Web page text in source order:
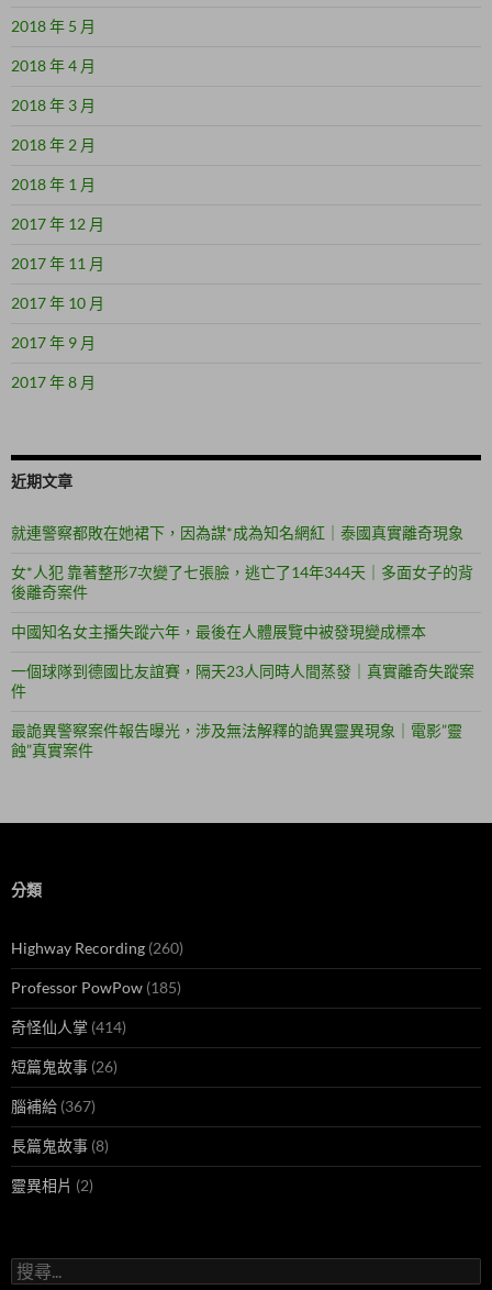
2018 年 5 月
2018 年 4 月
2018 年 3 月
2018 年 2 月
2018 年 1 月
2017 年 12 月
2017 年 11 月
2017 年 10 月
2017 年 9 月
2017 年 8 月
近期文章
就連警察都敗在她裙下，因為謀*成為知名網紅｜泰國真實離奇現象
女*人犯 靠著整形7次變了七張臉，逃亡了14年344天｜多面女子的背
後離奇案件
中國知名女主播失蹤六年，最後在人體展覽中被發現變成標本
一個球隊到德國比友誼賽，隔天23人同時人間蒸發｜真實離奇失蹤案
件
最詭異警察案件報告曝光，涉及無法解釋的詭異靈異現象｜電影”靈
蝕”真實案件
分類
Highway Recording (260)
Professor PowPow (185)
奇怪仙人掌 (414)
短篇鬼故事 (26)
腦補給 (367)
長篇鬼故事 (8)
靈異相片 (2)
搜